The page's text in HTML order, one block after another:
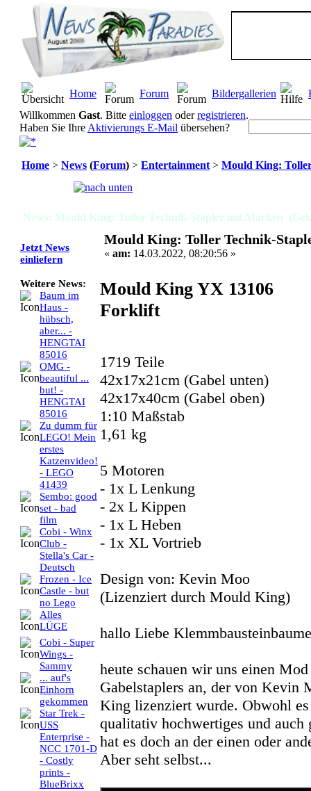
Home Forum Bildergallerien
Willkommen Gast. Bitte einloggen oderregistrieren.
Haben Sie Ihre Aktivierungs E-Mail übersehen?
Home > News (Forum) > Entertainment > Mould King:
News: Mould King: Toller Technik-Stapler mit Macken
Jetzt News
einliefern
Weitere News:
Baum im
Haus -
hübsch,
aber... -
HENGTAI
85016
OMG -
beautiful ...
but! -
HENGTAI
85016
Zu dumm für
LEGO! Mein
erstes
Katzenvideo!
- LEGO
41439
Sembo: good
set - bad
film
Cobi - Winx
Club -
Stella's Car -
Deutsch
Frozen - Ice
Castle - but
no Lego
Alles
LÜGE
Cobi - Super
Wings -
Sammy
... auf's
Einhorn
gekommen
Star Trek -
USS
Enterprise -
NCC 1701-D
- Costly
prints -
BlueBrixx
Mould King: Toller Technik-
« am: 14.03.2022, 08:20:56 »
Mould King YX 13106
Forklift
1719 Teile
42x17x21cm (Gabel unten)
42x17x40cm (Gabel oben)
1:10 Maßstab
1,61 kg
5 Motoren
- 1x L Lenkung
- 2x L Kippen
- 1x L Heben
- 1x XL Vortrieb
Design von: Kevin Moo
(Lizenziert durch Mould King)
hallo Liebe
heute schauen wir uns einen
Gabelstaplers an, der von Kevin
King lizenziert wurde. Obwohl
qualitativ hochwertiges und auch
hat es doch an der einen oder
Aber seht selbst...